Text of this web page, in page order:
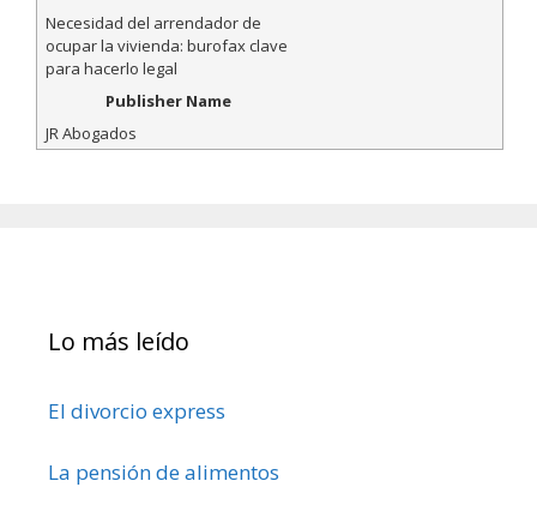
Necesidad del arrendador de
ocupar la vivienda: burofax clave
para hacerlo legal
Publisher Name
JR Abogados
Lo más leído
El divorcio express
La pensión de alimentos